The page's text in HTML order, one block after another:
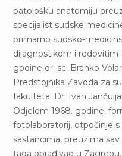
patološku anatomiju
specijalist sudske
primarno sudsko-
dijagnostikom i redovitim
godine dr. sc. Branko
Predstojnika Zavoda za
fakulteta. Dr. Ivan
Odjelom 1968. godine,
fotolaboratorij, otpočinje
sastancima, preuzima
tada obrađivao u